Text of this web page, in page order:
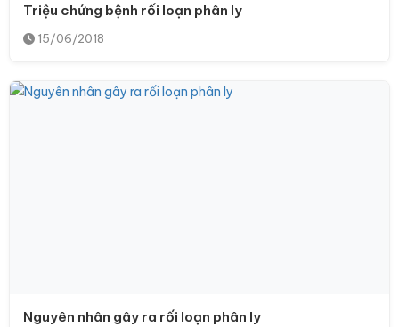
Triệu chứng bệnh rối loạn phân ly
15/06/2018
Nguyên nhân gây ra rối loạn phân ly